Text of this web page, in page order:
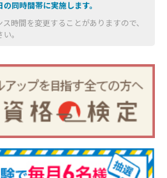
同時間帯に実施します。
時間を変更することがありますので、
。